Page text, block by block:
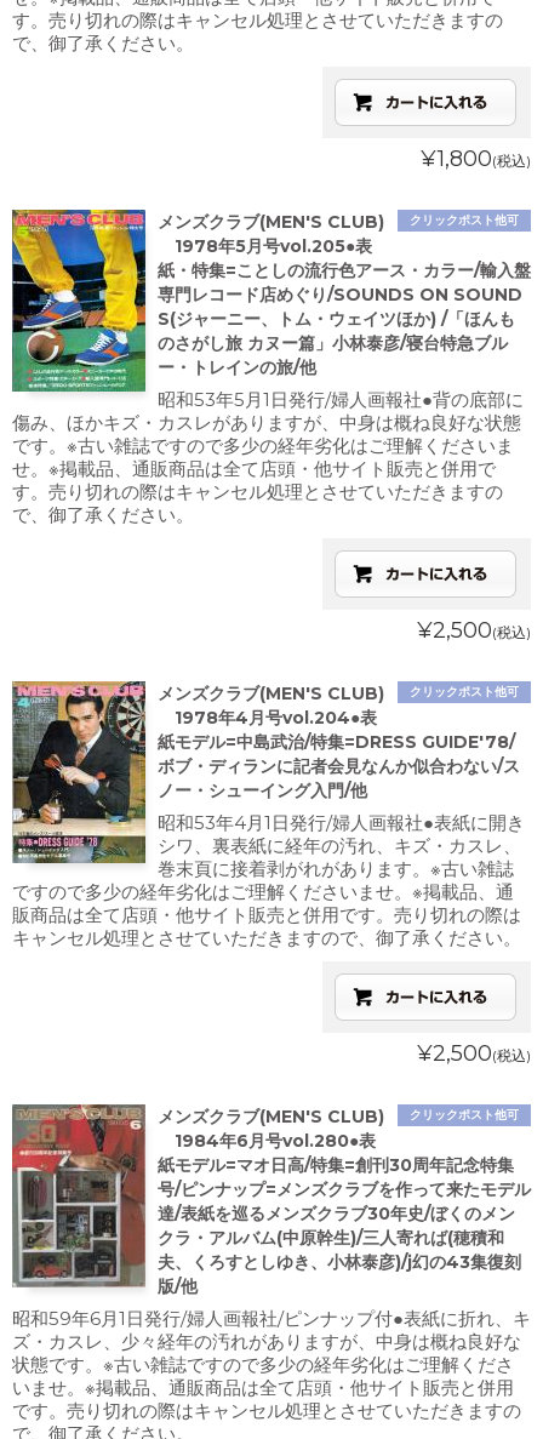
す。売り切れの際はキャンセル処理とさせていただきますの
で、御了承ください。
¥1,800(税込)
クリックポスト他可
メンズクラブ(MEN'S CLUB)
1978年5月号vol.205●表
紙・特集=ことしの流行色アース・カラー/輸入盤
専門レコード店めぐり/SOUNDS ON SOUND
S(ジャーニー、トム・ウェイツほか) /「ほんも
のさがし旅 カヌー篇」小林泰彦/寝台特急ブル
ー・トレインの旅/他
昭和53年5月1日発行/婦人画報社●背の底部に
傷み、ほかキズ・カスレがありますが、中身は概ね良好な状態
です。※古い雑誌ですので多少の経年劣化はご理解くださいま
せ。※掲載品、通販商品は全て店頭・他サイト販売と併用で
す。売り切れの際はキャンセル処理とさせていただきますの
で、御了承ください。
¥2,500(税込)
クリックポスト他可
メンズクラブ(MEN'S CLUB)
1978年4月号vol.204●表
紙モデル=中島武治/特集=DRESS GUIDE'78/
ボブ・ディランに記者会見なんか似合わない/ス
ノー・シューイング入門/他
昭和53年4月1日発行/婦人画報社●表紙に開き
シワ、裏表紙に経年の汚れ、キズ・カスレ、
巻末頁に接着剥がれがあります。※古い雑誌
ですので多少の経年劣化はご理解くださいませ。※掲載品、通
販商品は全て店頭・他サイト販売と併用です。売り切れの際は
キャンセル処理とさせていただきますので、御了承ください。
¥2,500(税込)
クリックポスト他可
メンズクラブ(MEN'S CLUB)
1984年6月号vol.280●表
紙モデル=マオ日高/特集=創刊30周年記念特集
号/ピンナップ=メンズクラブを作って来たモデル
達/表紙を巡るメンズクラブ30年史/ぼくのメン
クラ・アルバム(中原幹生)/三人寄れば(穂積和
夫、くろすとしゆき、小林泰彦)/j幻の43集復刻
版/他
昭和59年6月1日発行/婦人画報社/ピンナップ付●表紙に折れ、キ
ズ・カスレ、少々経年の汚れがありますが、中身は概ね良好な
状態です。※古い雑誌ですので多少の経年劣化はご理解くださ
いませ。※掲載品、通販商品は全て店頭・他サイト販売と併用
です。売り切れの際はキャンセル処理とさせていただきますの
で、御了承ください。